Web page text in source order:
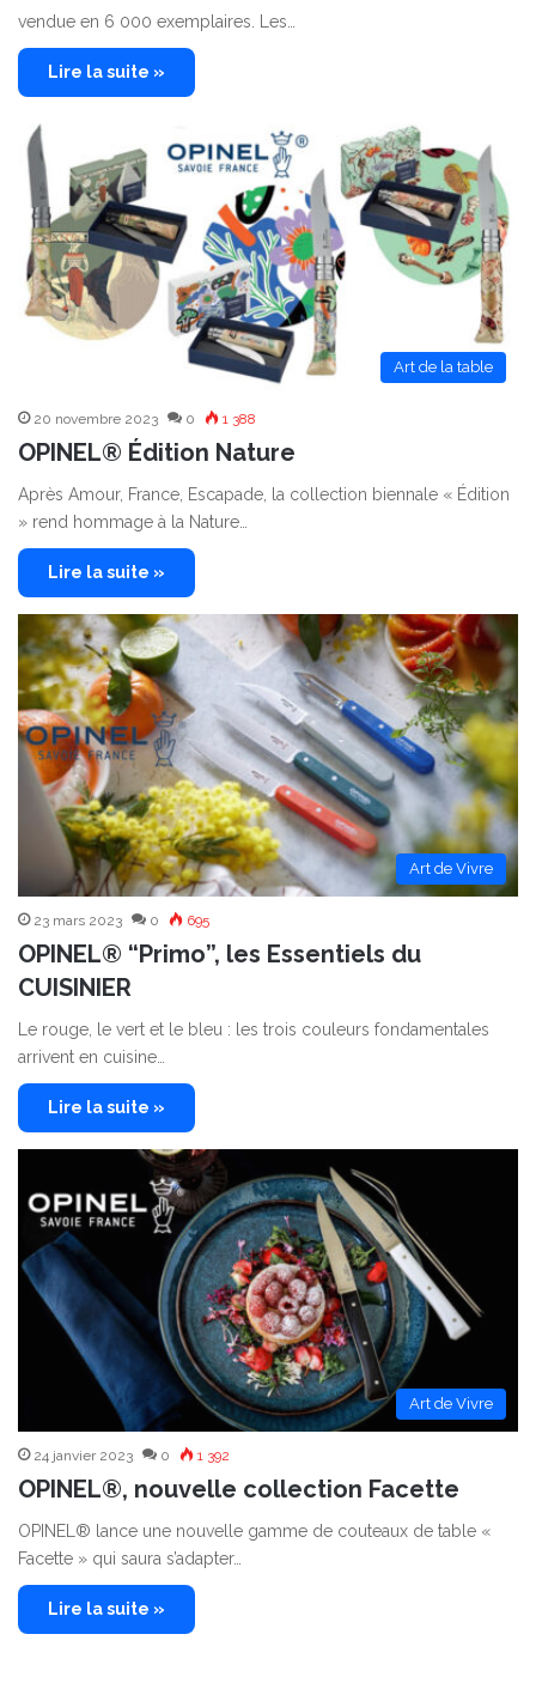
vendue en 6 000 exemplaires. Les…
Lire la suite »
Art de la table
20 novembre 2023 0 1 388
OPINEL® Édition Nature
Après Amour, France, Escapade, la collection biennale « Édition
» rend hommage à la Nature…
Lire la suite »
Art de Vivre
23 mars 2023 0 695
OPINEL® “Primo”, les Essentiels du
CUISINIER
Le rouge, le vert et le bleu : les trois couleurs fondamentales
arrivent en cuisine…
Lire la suite »
Art de Vivre
24 janvier 2023 0 1 392
OPINEL®, nouvelle collection Facette
OPINEL® lance une nouvelle gamme de couteaux de table «
Facette » qui saura s’adapter…
Lire la suite »